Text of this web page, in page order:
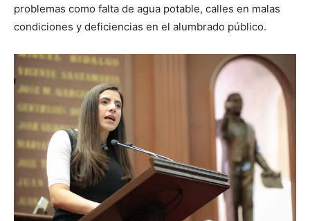
problemas como falta de agua potable, calles en malas
condiciones y deficiencias en el alumbrado público.